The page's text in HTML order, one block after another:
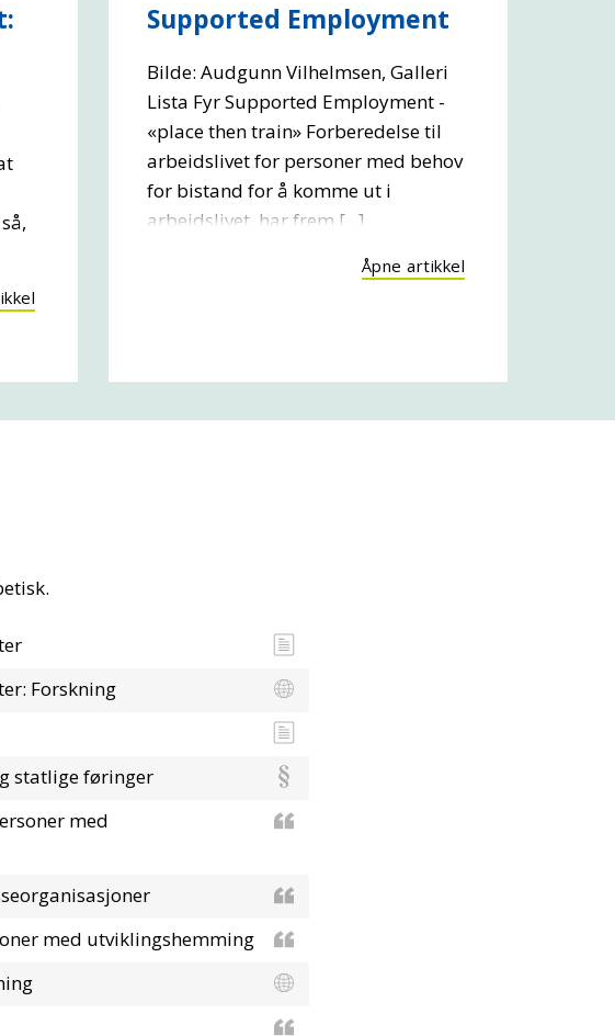
Supported Employment
Bilde: Audgunn Vilhelmsen, Galleri
Lista Fyr Supported Employment -
«place then train» Forberedelse til
arbeidslivet for personer med behov
for bistand for å komme ut i
arbeidslivet, har frem [...]
Åpne artikkel
Forskning
statlige føringer
med
med utviklingshemming